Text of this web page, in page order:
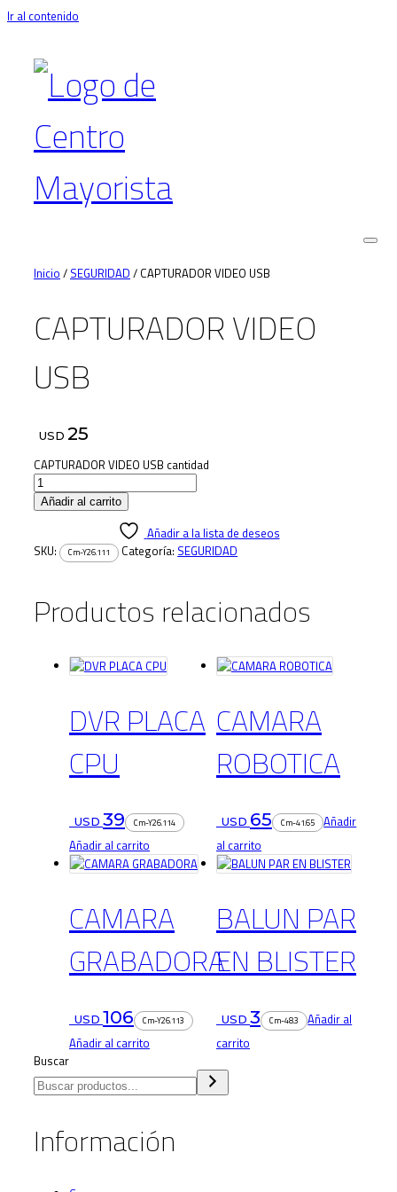
Ir al contenido
Inicio / SEGURIDAD / CAPTURADOR VIDEO USB
CAPTURADOR VIDEO
USB
USD 25
CAPTURADOR VIDEO USB cantidad
Añadir al carrito
Añadir a la lista de deseos
SKU:
Cm-Y26.111 Categoría: SEGURIDAD
Productos relacionados
DVR PLACA
CPU
USD 39 Cm-Y26.114
Añadir al carrito
CAMARA
ROBOTICA
USD 65 Cm-41.65
Añadir
al carrito
CAMARA
GRABADORA
USD 106 Cm-Y26.113
Añadir al carrito
BALUN PAR
EN BLISTER
USD 3 Cm-48.3
Añadir al
carrito
Buscar
Información